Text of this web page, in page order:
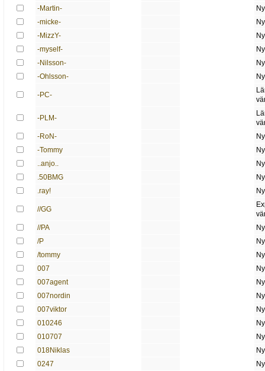
-Martin-
-micke-
-MizzY-
-myself-
-Nilsson-
-Ohlsson-
-PC-
-PLM-
-RoN-
-Tommy
..anjo..
.50BMG
.ray!
//GG
//PA
/P
/tommy
007
007agent
007nordin
007viktor
010246
010707
018Niklas
0247